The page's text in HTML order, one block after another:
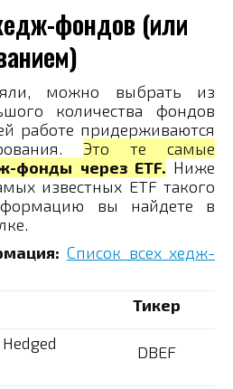
фондов (или
можно выбрать из
количества фондов
работе придерживаются
Это те самые
фонды через ETF. Ниже
известных ETF такого
вы найдете в
Список всех хедж-
Тикер
DBEF